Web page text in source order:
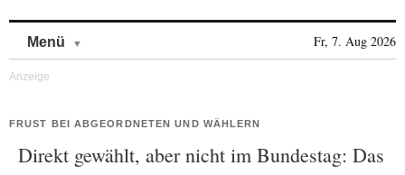
Menü Fr, 7. Aug 2026
FRUST BEI ABGEORDNETEN UND WÄHLERN
Direkt gewählt, aber nicht im Bundestag: Das